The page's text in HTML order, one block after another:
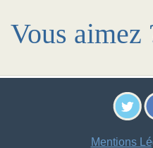
Vous aimez
Mentions